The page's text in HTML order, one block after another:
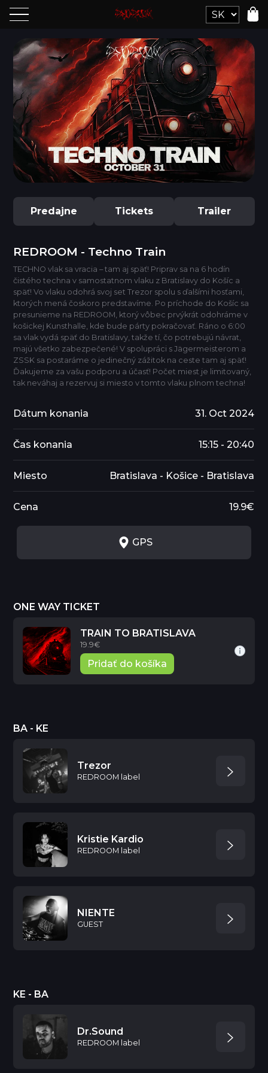
Predajne Tickets Trailer
REDROOM - Techno Train
TECHNO vlak sa vracia – tam aj späť! Priprav sa na 6 hodín
čistého techna v samostatnom vlaku z Bratislavy do Košíc a
späť! Vo vlaku odohrá svoj set Trezor spolu s ďalšími hosťami,
ktorých mená čoskoro predstavíme. Po príchode do Košíc sa
presunieme na REDROOM, ktorý vôbec prvýkrát odohráme v
košickej Kunsthalle, kde bude párty pokračovať. Ráno o 6:00
sa vlak vydá späť do Bratislavy, takže tí, čo potrebujú návrat,
majú všetko zabezpečené! V spolupráci s Jägermeisterom a
ZSSK sa postaráme o jedinečný zážitok na ceste tam aj späť!
Ďakujeme za vašu podporu a účasť! Počet miest je limitovaný,
tak neváhaj a rezervuj si miesto v tomto vlaku plnom techna!
Dátum konania 31. Oct 2024
Čas konania 15:15 - 20:40
Miesto Bratislava - Košice - Bratislava
Cena 19.9€
GPS
ONE WAY TICKET
TRAIN TO BRATISLAVA
19.9€
Pridať do košíka
BA - KE
Trezor
REDROOM label
Kristie Kardio
REDROOM label
NIENTE
GUEST
KE - BA
Dr.Sound
REDROOM label